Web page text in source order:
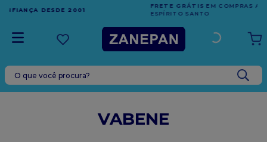
EM COMPRAS ACIMA DE R$1.000,00 PARA O
ESPÍRITO SANTO
O que você procura?
VABENE
TERMOS MAIS BUSCADOS